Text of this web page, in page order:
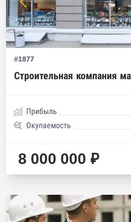
#1877
Строительная компания
Прибыль
Окупаемость
8 000 000 ₽